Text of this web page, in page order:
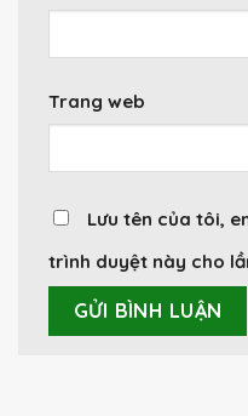
Trang web
Lưu tên của tôi,
trình duyệt này cho